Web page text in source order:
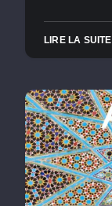
LIRE LA SUITE